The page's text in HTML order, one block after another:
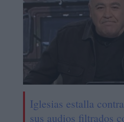
Iglesias estalla
sus audios filtrados